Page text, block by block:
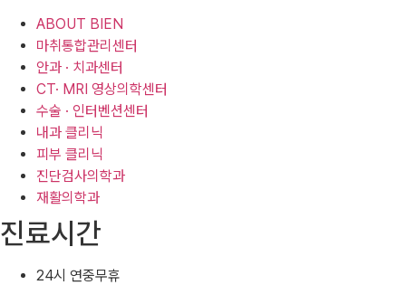
ABOUT BIEN
마취통합관리센터
안과 · 치과센터
CT· MRI 영상의학센터
수술 · 인터벤션센터
내과 클리닉
피부 클리닉
진단검사의학과
재활의학과
진료시간
24시 연중무휴